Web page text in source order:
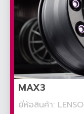
MAX3
ยี่ห้อสินค้า: LENSO